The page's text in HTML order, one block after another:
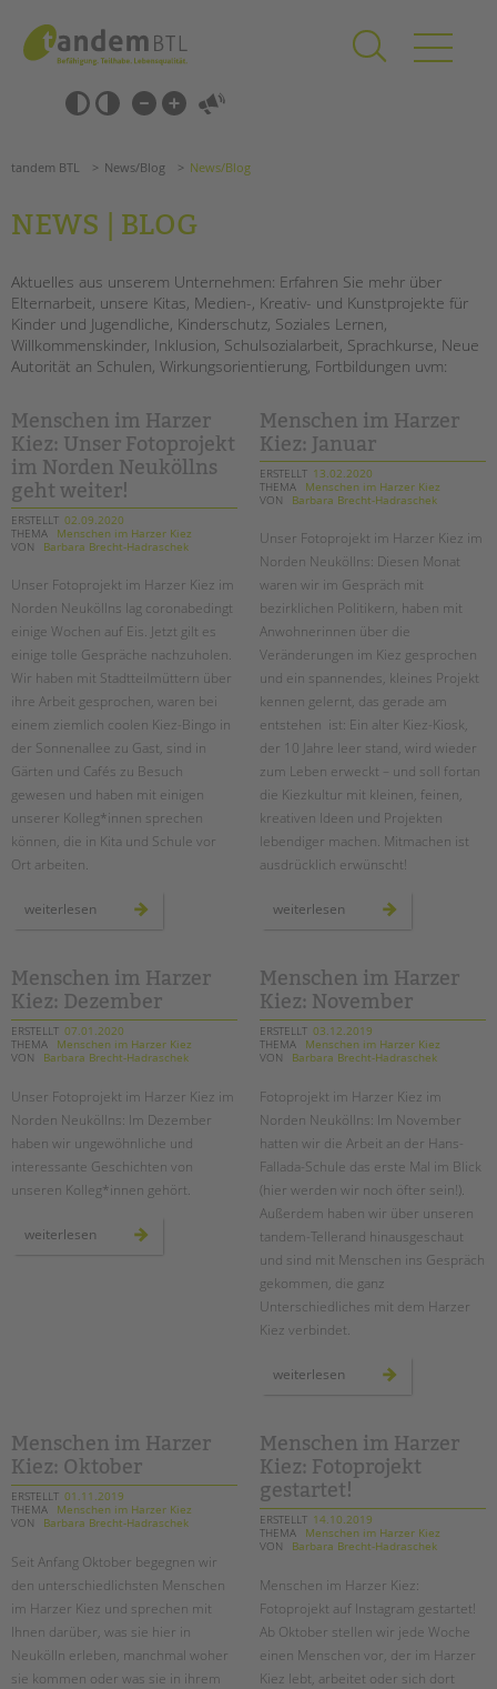
springen
Barrierefrei-
Einstellungen
überspringen
überspringen
SCHULE & GANZTAG
Grundschulen
Oberschulen
Förderzentren
Kollegs
Schulbezogene Sozialarbeit
Tagesgruppen
HILFEN ZUR ERZIEHUNG
EINGLIEDERUNGSHILFE
BETREUTES WOHNEN
TANDEM BTL AKADEMIE
Zertfikatskurse
Seminarkalender
Seminarräume
STADTTEILARBEIT
PROFIL | LEITBILD
Bereiche im Überblick
Unsere Videos
schoolcoach BTL
tandem international
KARRIERE
tandem als Arbeitgeberin
NEWS/BLOG
unkuerzbar
Intranet
tandem BTL News/Blog News/Blog
NEWS | BLOG
Aktuelles aus unserem Unternehmen: Erfahren Sie mehr über
Elternarbeit, unsere Kitas, Medien-, Kreativ- und Kunstprojekte für
Kinder und Jugendliche, Kinderschutz, Soziales Lernen,
Willkommenskinder, Inklusion, Schulsozialarbeit, Sprachkurse, Neue
Autorität an Schulen, Wirkungsorientierung, Fortbildungen uvm:
Menschen im Harzer
Kiez: Unser Fotoprojekt
im Norden Neuköllns
geht weiter!
ERSTELLT 02.09.2020
THEMA
Menschen im Harzer Kiez
VON
Barbara Brecht-Hadraschek
Unser Fotoprojekt im Harzer Kiez im
Norden Neuköllns lag coronabedingt
einige Wochen auf Eis. Jetzt gilt es
einige tolle Gespräche nachzuholen.
Wir haben mit Stadtteilmüttern über
ihre Arbeit gesprochen, waren bei
einem ziemlich coolen Kiez-Bingo in
der Sonnenallee zu Gast, sind in
Gärten und Cafés zu Besuch
gewesen und haben mit einigen
unserer Kolleg*innen sprechen
können, die in Kita und Schule vor
Ort arbeiten.
weiterlesen menschen
fotoprojekt
im
norden
neuköllns
geht
weiter!
Menschen im Harzer
Kiez: Januar
ERSTELLT 13.02.2020
THEMA
Menschen im Harzer Kiez
VON
Barbara Brecht-Hadraschek
Unser Fotoprojekt im Harzer Kiez im
Norden Neuköllns: Diesen Monat
waren wir im Gespräch mit
bezirklichen Politikern, haben mit
Anwohnerinnen über die
Veränderungen im Kiez gesprochen
und ein spannendes, kleines Projekt
kennen gelernt, das gerade am
entstehen ist: Ein alter Kiez-Kiosk,
der 10 Jahre leer stand, wird wieder
zum Leben erweckt – und soll fortan
die Kiezkultur mit kleinen, feinen,
kreativen Ideen und Projekten
lebendiger machen. Mitmachen ist
ausdrücklich erwünscht!
weiterlesen menschen
Menschen im Harzer
Kiez: Dezember
ERSTELLT 07.01.2020
THEMA
Menschen im Harzer Kiez
VON
Barbara Brecht-Hadraschek
Unser Fotoprojekt im Harzer Kiez im
Norden Neuköllns: Im Dezember
haben wir ungewöhnliche und
interessante Geschichten von
unseren Kolleg*innen gehört.
weiterlesen menschen
Menschen im Harzer
Kiez: November
ERSTELLT 03.12.2019
THEMA
Menschen im Harzer Kiez
VON
Barbara Brecht-Hadraschek
Fotoprojekt im Harzer Kiez im
Norden Neuköllns: Im November
hatten wir die Arbeit an der Hans-
Fallada-Schule das erste Mal im Blick
(hier werden wir noch öfter sein!).
Außerdem haben wir über unseren
tandem-Tellerand hinausgeschaut
und sind mit Menschen ins Gespräch
gekommen, die ganz
Unterschiedliches mit dem Harzer
Kiez verbindet.
weiterlesen menschen
Menschen im Harzer
Kiez: Oktober
ERSTELLT 01.11.2019
THEMA
Menschen im Harzer Kiez
VON
Barbara Brecht-Hadraschek
Seit Anfang Oktober begegnen wir
den unterschiedlichsten Menschen
im Harzer Kiez und sprechen mit
Ihnen darüber, was sie hier in
Neukölln erleben, manchmal woher
sie kommen oder was sie in ihrem
Menschen im Harzer
Kiez: Fotoprojekt
gestartet!
ERSTELLT 14.10.2019
THEMA
Menschen im Harzer Kiez
VON
Barbara Brecht-Hadraschek
Menschen im Harzer Kiez:
Fotoprojekt auf Instagram gestartet!
Ab Oktober stellen wir jede Woche
einen Menschen vor, der im Harzer
Kiez lebt, arbeitet oder sich dort